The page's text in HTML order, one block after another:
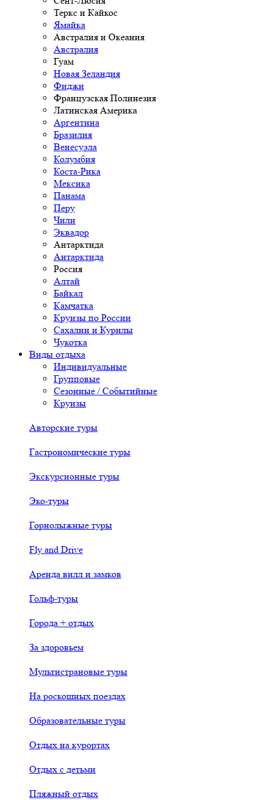
Теркс и Кайкос
Ямайка
Австралия и Океания
Австралия
Гуам
Новая Зеландия
Фиджи
Французская Полинезия
Латинская Америка
Аргентина
Бразилия
Венесуэла
Колумбия
Коста-Рика
Мексика
Панама
Перу
Чили
Эквадор
Антарктида
Антарктида
Россия
Алтай
Байкал
Камчатка
Круизы по России
Сахалин и Курилы
Чукотка
Виды отдыха
Индивидуальные
Групповые
Сезонные / Событийные
Круизы
Авторские туры
Гастрономические туры
Экскурсионные туры
Эко-туры
Горнолыжные туры
Fly and Drive
Аренда вилл и замков
Гольф-туры
Города + отдых
За здоровьем
Мультистрановые туры
На роскошных поездах
Образовательные туры
Отдых на курортах
Отдых с детьми
Пляжный отдых